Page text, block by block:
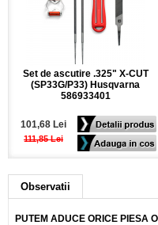
Set de ascutire .325" X-CUT
(SP33G/P33) Husqvarna
586933401
101,68 Lei
111,85 Lei
Observatii
PUTEM ADUCE ORICE PIESA